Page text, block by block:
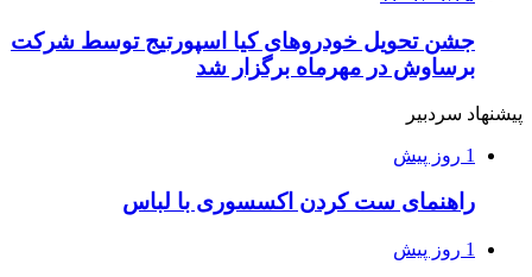
جشن تحویل خودروهای کیا اسپورتیج توسط شرکت
برساوش در مهرماه برگزار شد
پیشنهاد سردبیر
1 روز پیش
راهنمای ست کردن اکسسوری با لباس
1 روز پیش